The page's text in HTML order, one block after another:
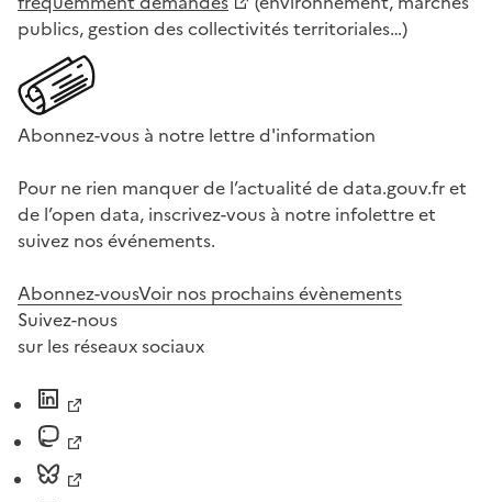
publics, gestion des collectivités territoriales…)
Abonnez-vous à notre lettre d'information
Pour ne rien manquer de l’actualité de data.gouv.fr et
de l’open data, inscrivez-vous à notre infolettre et
suivez nos événements.
Abonnez-vousVoir nos prochains évènements
Suivez-nous
sur les réseaux sociaux